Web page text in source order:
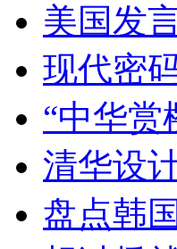
美国发
现代密
“中华赏
清华设
盘点韩